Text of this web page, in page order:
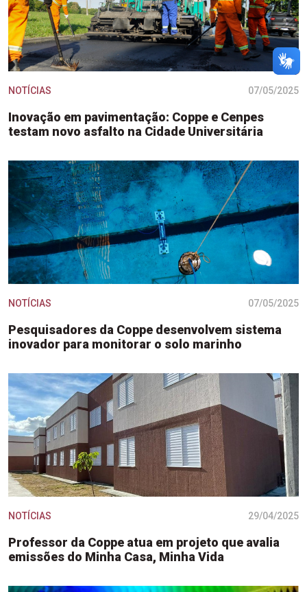
NOTÍCIAS 07/05/2025
Inovação em pavimentação: Coppe e Cenpes
testam novo asfalto na Cidade Universitária
NOTÍCIAS 07/05/2025
Pesquisadores da Coppe desenvolvem sistema
inovador para monitorar o solo marinho
NOTÍCIAS 29/04/2025
Professor da Coppe atua em projeto que avalia
emissões do Minha Casa, Minha Vida